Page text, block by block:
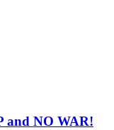
and NO WAR!